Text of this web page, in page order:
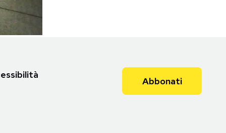
Abbonati